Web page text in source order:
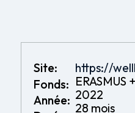
Site:
Fonds:
Année:
https://
ERASMUS
2022
28 mois